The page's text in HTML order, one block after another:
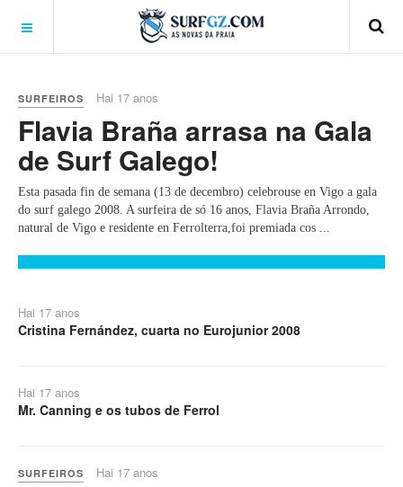
SURFEIROS Hai 17 anos
Flavia Braña arrasa na Gala
de Surf Galego!
Esta pasada fin de semana (13 de decembro) celebrouse en Vigo a gala
do surf galego 2008. A surfeira de só 16 anos, Flavia Braña Arrondo,
natural de Vigo e residente en Ferrolterra,foi premiada cos ...
Hai 17 anos
Cristina Fernández, cuarta no Eurojunior 2008
Hai 17 anos
Mr. Canning e os tubos de Ferrol
SURFEIROS Hai 17 anos